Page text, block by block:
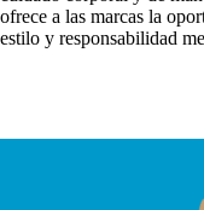
ofrece a las marcas la
estilo y responsabilidad